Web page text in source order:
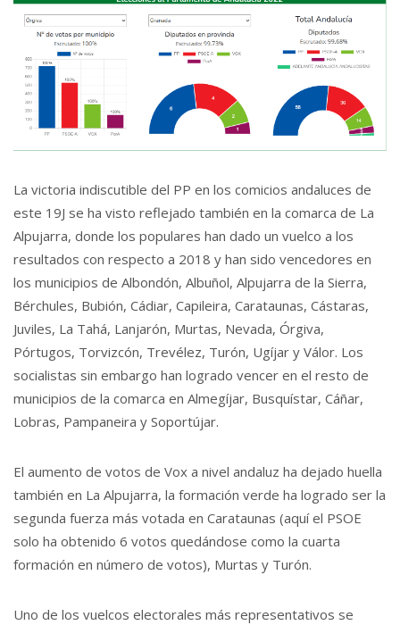
La victoria indiscutible del PP en los comicios andaluces de
este 19J se ha visto reflejado también en la comarca de La
Alpujarra, donde los populares han dado un vuelco a los
resultados con respecto a 2018 y han sido vencedores en
los municipios de Albondón, Albuñol, Alpujarra de la Sierra,
Bérchules, Bubión, Cádiar, Capileira, Carataunas, Cástaras,
Juviles, La Tahá, Lanjarón, Murtas, Nevada, Órgiva,
Pórtugos, Torvizcón, Trevélez, Turón, Ugíjar y Válor. Los
socialistas sin embargo han logrado vencer en el resto de
municipios de la comarca en Almegíjar, Busquístar, Cáñar,
Lobras, Pampaneira y Soportújar.
El aumento de votos de Vox a nivel andaluz ha dejado huella
también en La Alpujarra, la formación verde ha logrado ser la
segunda fuerza más votada en Carataunas (aquí el PSOE
solo ha obtenido 6 votos quedándose como la cuarta
formación en número de votos), Murtas y Turón.
Uno de los vuelcos electorales más representativos se